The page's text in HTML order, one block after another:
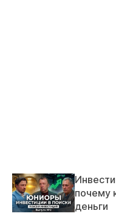
почему
деньги